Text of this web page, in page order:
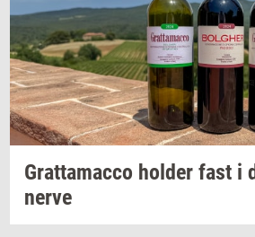
Grat­ta­mac­co hol­der fast i
nerve